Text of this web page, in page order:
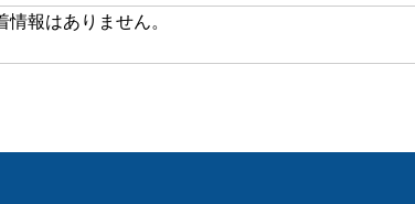
情報はありません。